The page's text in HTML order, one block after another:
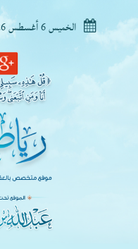
الخميس 6 أغسطس 2026 ميلادى - 21 صفر 1448 هجرى